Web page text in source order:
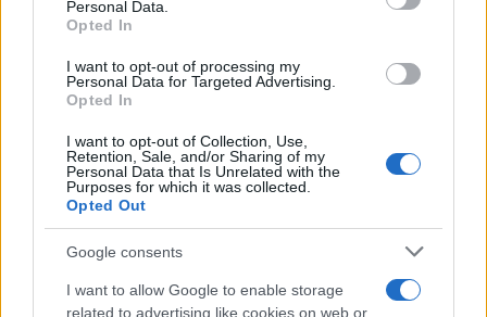
Personal Data.
Opted In
I want to opt-out of processing my
Personal Data for Targeted Advertising.
Opted In
I want to opt-out of Collection, Use,
Retention, Sale, and/or Sharing of my
Personal Data that Is Unrelated with the
Purposes for which it was collected.
Opted Out
Google consents
I want to allow Google to enable storage
related to advertising like cookies on web or
08.08.2026